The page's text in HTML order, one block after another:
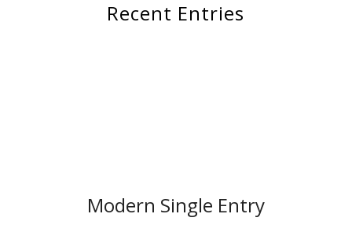
Recent Entries
Modern Single Entry